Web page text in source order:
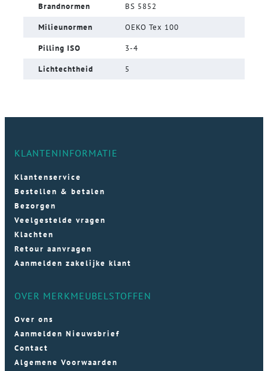
Brandnormen BS 5852
Milieunormen OEKO Tex 100
Pilling ISO 3-4
Lichtechtheid 5
KLANTENINFORMATIE
Klantenservice
Bestellen & betalen
Bezorgen
Veelgestelde vragen
Klachten
Retour aanvragen
Aanmelden zakelijke klant
OVER MERKMEUBELSTOFFEN
Over ons
Aanmelden Nieuwsbrief
Contact
Algemene Voorwaarden